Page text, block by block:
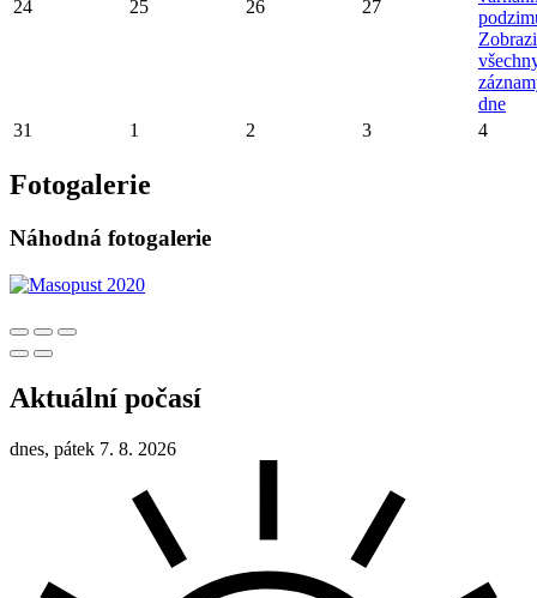
24 25 26 27
dne
31
1 2 3 4
Fotogalerie
Náhodná fotogalerie
Aktuální počasí
dnes, pátek 7. 8. 2026